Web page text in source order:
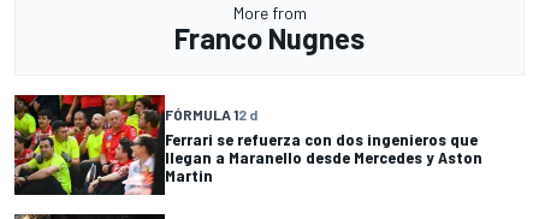
More from
Franco Nugnes
FÓRMULA 12 d
Ferrari se refuerza con dos ingenieros que
llegan a Maranello desde Mercedes y Aston
Martin